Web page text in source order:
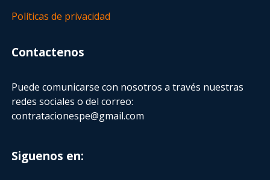
Políticas de privacidad
Contactenos
Puede comunicarse con nosotros a través nuestras
redes sociales o del correo:
contratacionespe@gmail.com
Siguenos en: